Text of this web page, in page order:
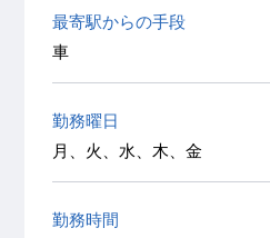
最寄駅からの手段
車
勤務曜日
月、火、水、木、金
勤務時間